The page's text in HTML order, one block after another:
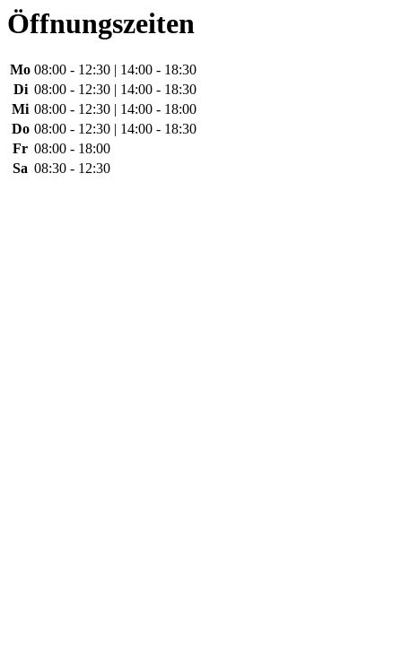
Öffnungszeiten
Mo 08:00 - 12:30 | 14:00 - 18:30
Di 08:00 - 12:30 | 14:00 - 18:30
Mi 08:00 - 12:30 | 14:00 - 18:00
Do 08:00 - 12:30 | 14:00 - 18:30
Fr 08:00 - 18:00
Sa 08:30 - 12:30